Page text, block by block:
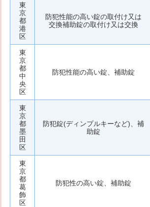
東
京
都
港
区
防犯性能の高い錠の取付け又は
交換補助錠の取付け又は交換
東
京
都
中
央
区
防犯性能の高い錠、補助錠
東
京
都
墨
田
区
防犯錠(ディンプルキーなど)、補
助錠
東
京
都
葛
飾
区
防犯性の高い錠、補助錠